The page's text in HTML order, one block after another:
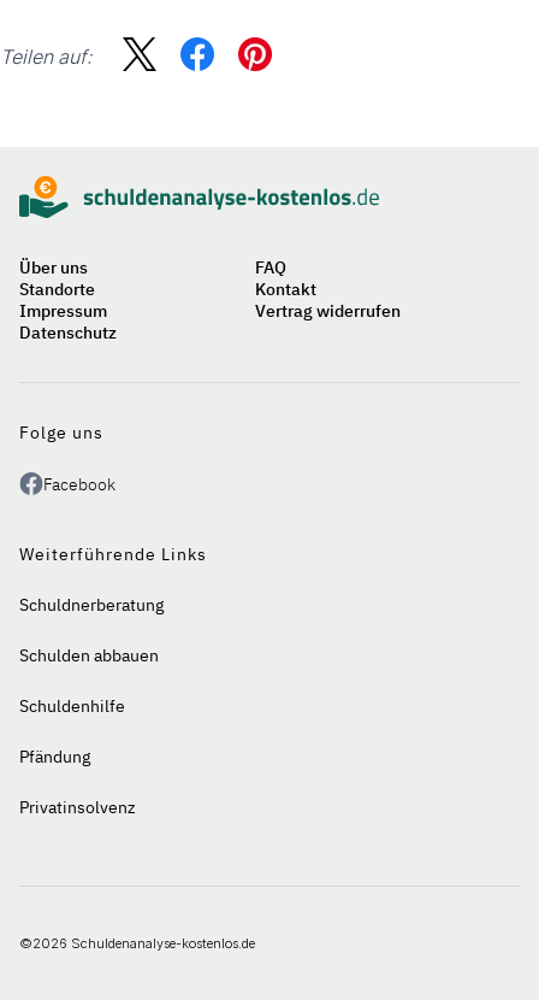
Teilen auf:
Über uns
FAQ
Standorte
Kontakt
Impressum
Vertrag widerrufen
Datenschutz
Folge uns
Facebook
Weiterführende Links
Schuldnerberatung
Schulden abbauen
Schuldenhilfe
Pfändung
Privatinsolvenz
©2026 Schuldenanalyse-kostenlos.de